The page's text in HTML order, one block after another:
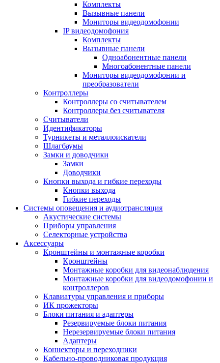
Комплекты
Вызывные панели
Мониторы видеодомофонии
IP видеодомофония
Комплекты
Вызывные панели
Одноабонентные панели
Многоабонентные панели
Мониторы видеодомофонии и
преобразователи
Контроллеры
Контроллеры со считывателем
Контроллеры без считывателя
Считыватели
Идентификаторы
Турникеты и металлоискатели
Шлагбаумы
Замки и доводчики
Замки
Доводчики
Кнопки выхода и гибкие переходы
Кнопки выхода
Гибкие переходы
Системы оповещения и аудиотрансляция
Акустические системы
Приборы управления
Селекторные устройства
Аксессуары
Кронштейны и монтажные коробки
Кронштейны
Монтажные коробки для видеонаблюдения
Монтажные коробки для видеодомофонии и
контроллеров
Клавиатуры управления и приборы
ИК прожекторы
Блоки питания и адаптеры
Резервируемые блоки питания
Нерезервируемые блоки питания
Адаптеры
Коннекторы и переходники
Кабельно-проводниковая продукция